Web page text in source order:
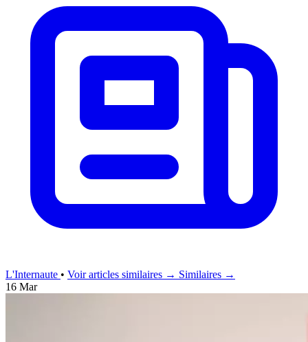
L'Internaute • Voir articles similaires → Similaires →
16 Mar